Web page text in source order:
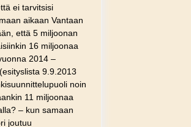
ei tarvitsisi
aikaan Vantaan
että 5 miljoonan
16 miljoonaa
2014 –
9.9.2013
noin
11 miljoonaa
– kun samaan
joutuu